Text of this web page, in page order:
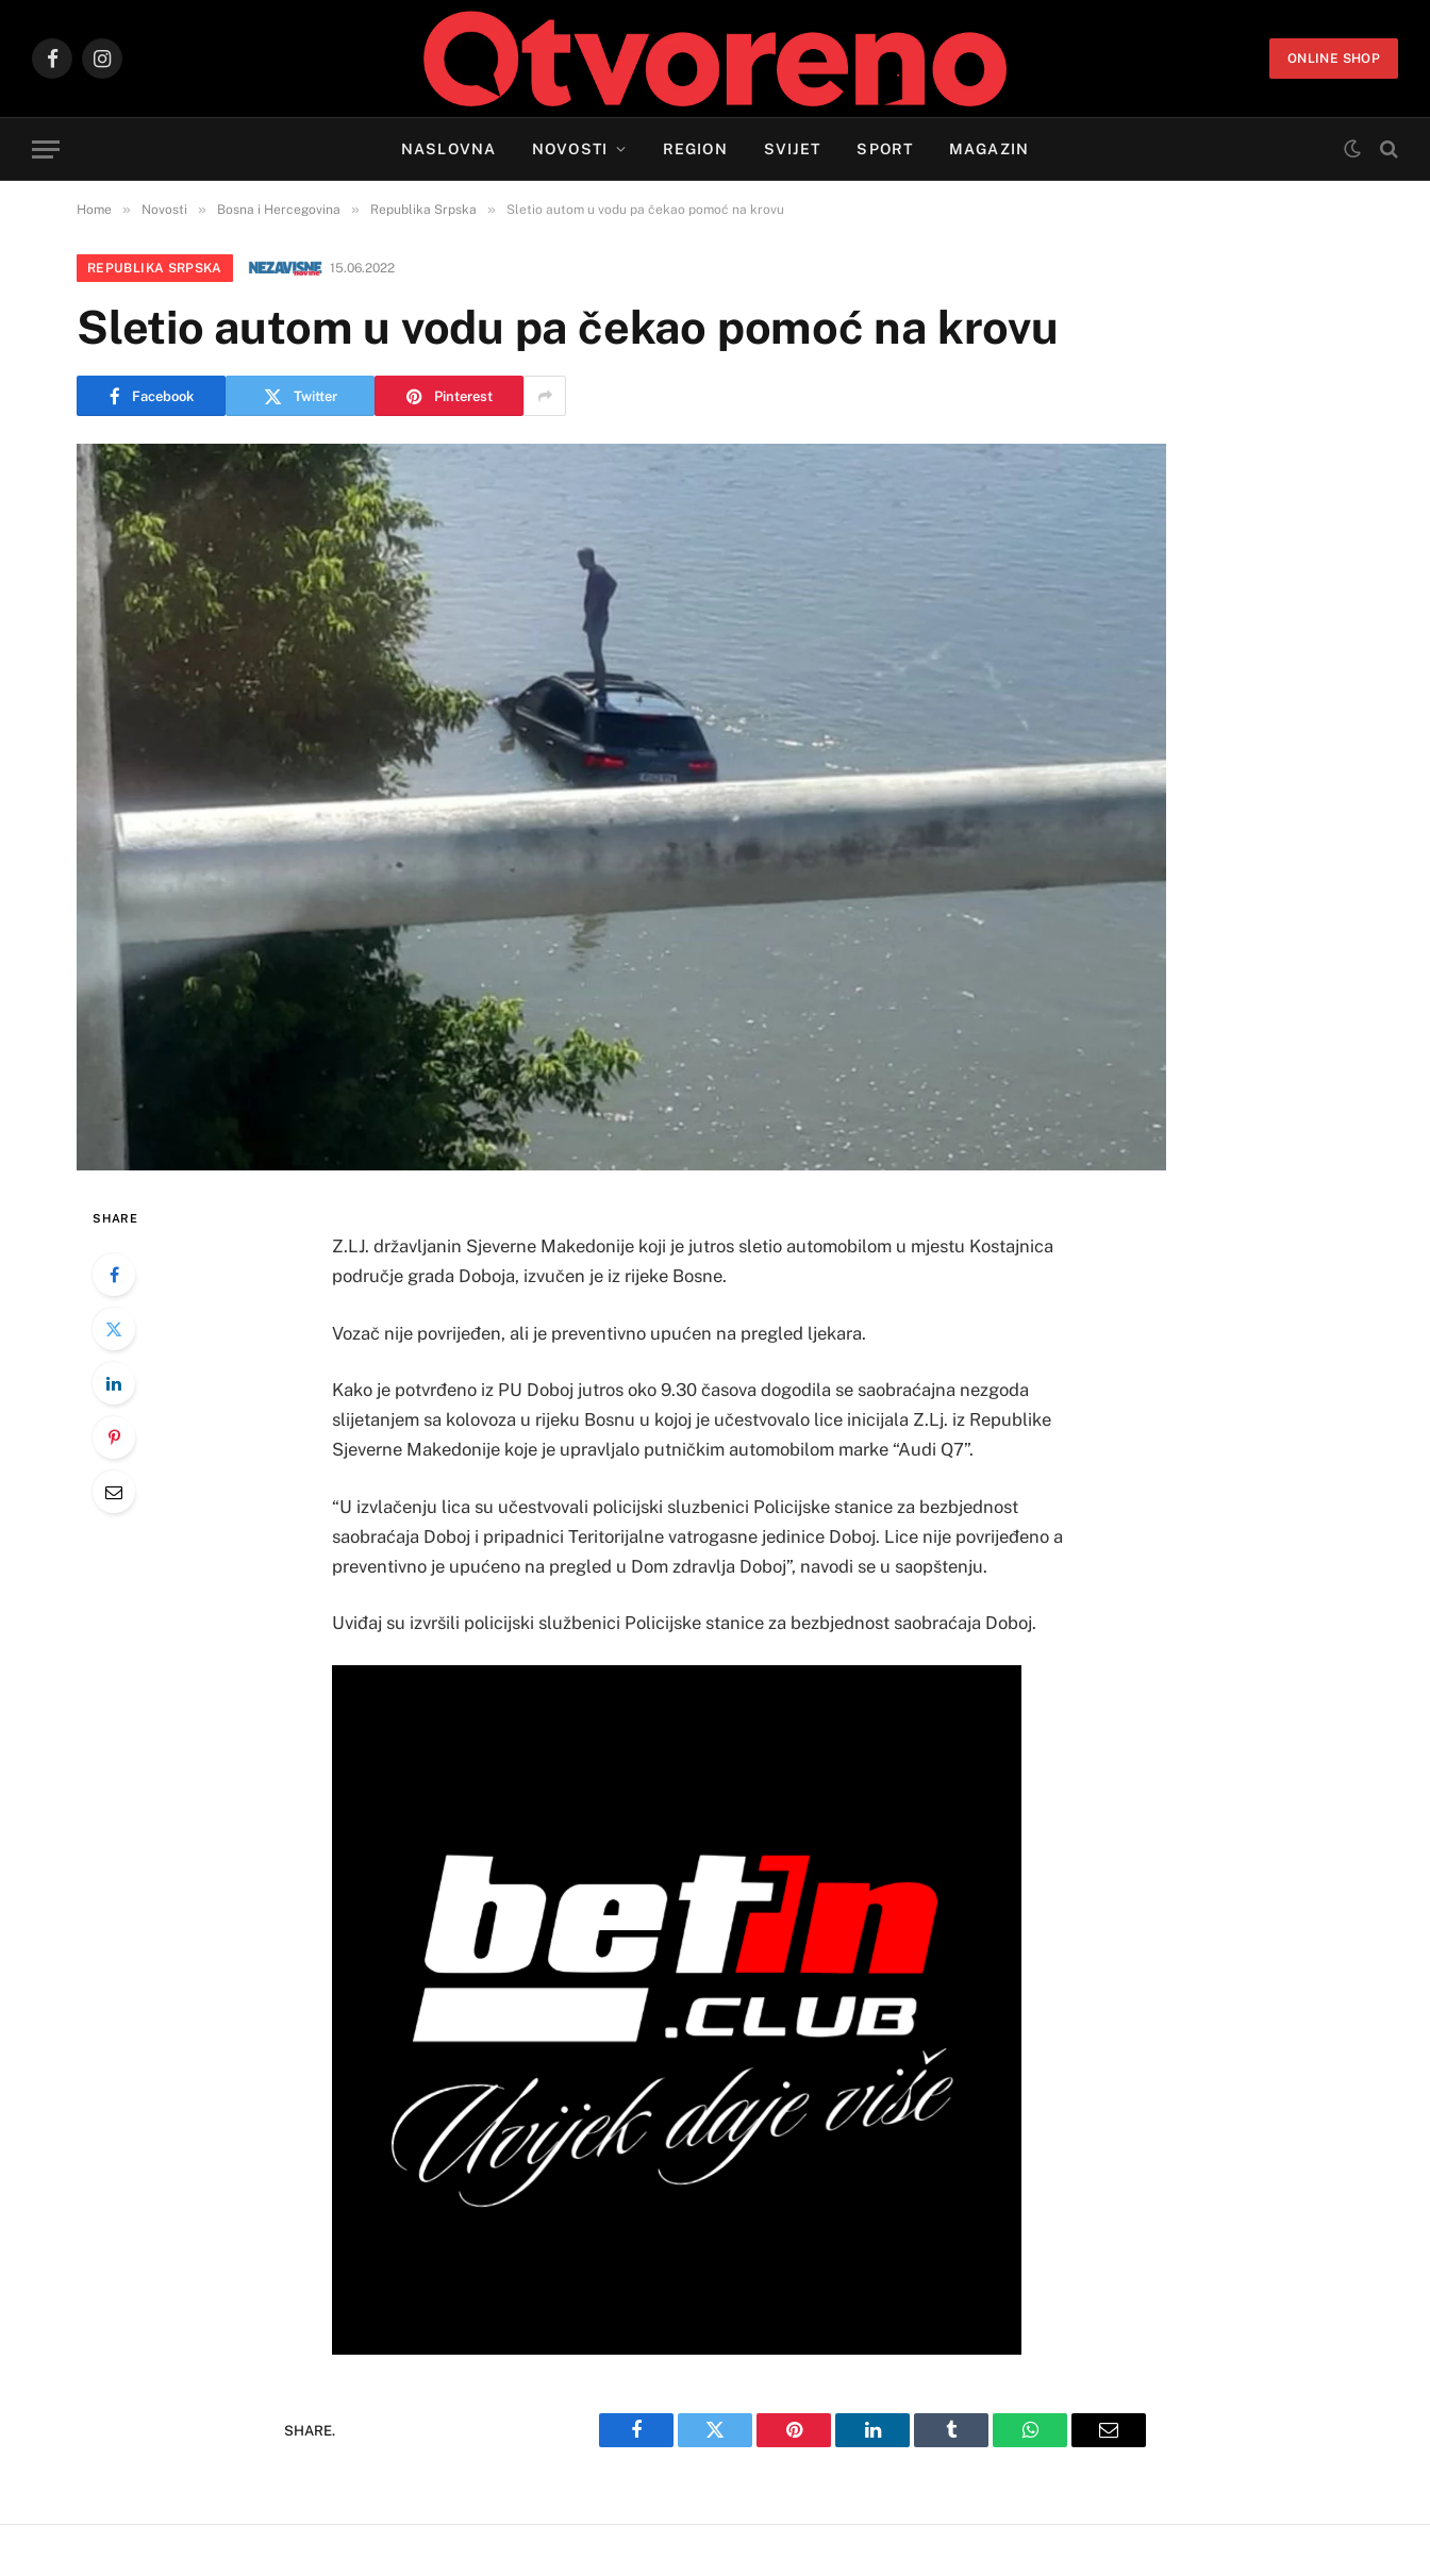
FacebookInstagram
ONLINE SHOP
NASLOVNA NOVOSTI REGION SVIJET SPORT MAGAZIN
Home » Novosti » Bosna i Hercegovina » Republika Srpska » Sletio autom u vodu pa čekao pomoć na krovu
REPUBLIKA SRPSKA 15.06.2022
Sletio autom u vodu pa čekao pomoć na krovu
Facebook Twitter Pinterest
SHARE
Z.LJ. državljanin Sjeverne Makedonije koji je jutros sletio automobilom u mjestu Kostajnica
područje grada Doboja, izvučen je iz rijeke Bosne.
Vozač nije povrijeđen, ali je preventivno upućen na pregled ljekara.
Kako je potvrđeno iz PU Doboj jutros oko 9.30 časova dogodila se saobraćajna nezgoda
slijetanjem sa kolovoza u rijeku Bosnu u kojoj je učestvovalo lice inicijala Z.Lj. iz Republike
Sjeverne Makedonije koje je upravljalo putničkim automobilom marke “Audi Q7”.
“U izvlačenju lica su učestvovali policijski sluzbenici Policijske stanice za bezbjednost
saobraćaja Doboj i pripadnici Teritorijalne vatrogasne jedinice Doboj. Lice nije povrijeđeno a
preventivno je upućeno na pregled u Dom zdravlja Doboj”, navodi se u saopštenju.
Uviđaj su izvršili policijski službenici Policijske stanice za bezbjednost saobraćaja Doboj.
SHARE.
Facebook Twitter Pinterest LinkedIn Tumblr WhatsAppEmail